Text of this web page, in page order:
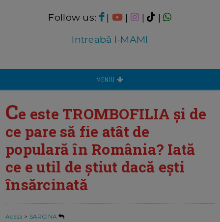
Follow us: | | |
|
Intreabă I-MAMI
MENIU
Ce este TROMBOFILIA şi de
ce pare să fie atât de
populară în România? Iată
ce e util de ştiut dacă eşti
însărcinată
Acasa > SARCINA